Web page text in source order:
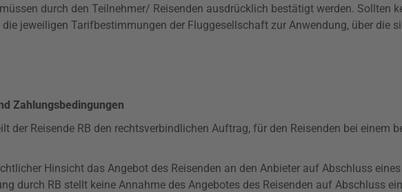
durch den Teilnehmer/ Reisenden ausdrücklich bestätigt werden. Sollten
jeweiligen Tarifbestimmungen der Fluggesellschaft zur Anwendung, über die
Zahlungsbedingungen
der Reisende RB den rechtsverbindlichen Auftrag, für den Reisenden bei einem
Hinsicht das Angebot des Reisenden an den Anbieter auf Abschluss
durch RB stellt keine Annahme des Angebotes des Reisenden auf Abschluss